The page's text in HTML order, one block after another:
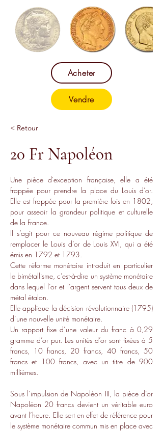
Acheter
Vendre
< Retour
20 Fr Napoléon
Une pièce d'exception française, elle a été
frappée pour prendre la place du Louis d’or.
Elle est frappée pour la première fois en 1802,
pour asseoir la grandeur politique et culturelle
de la France.
Il s’agit pour ce nouveau régime politique de
remplacer le Louis d’or de Louis XVI, qui a été
émis en 1792 et 1793.
Cette réforme monétaire introduit en particulier
le bimétallisme, c’est-à-dire un système monétaire
dans lequel l’or et l’argent servent tous deux de
métal étalon.
Elle applique la décision révolutionnaire (1795)
d’une nouvelle unité monétaire.
Un rapport fixe d’une valeur du franc à 0,29
gramme d’or pur. Les unités d’or sont fixées à 5
francs, 10 francs, 20 francs, 40 francs, 50
francs et 100 francs, avec un titre de 900
millièmes.
Sous l’impulsion de Napoléon III, la pièce d’or
Napoléon 20 francs devient un véritable euro
avant l’heure. Elle sert en effet de référence pour
le système monétaire commun mis en place avec